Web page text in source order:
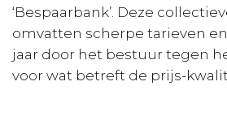
‘Bespaarbank’. Deze
omvatten scherpe tarieven
jaar door het bestuur tegen
voor wat betreft de prijs-